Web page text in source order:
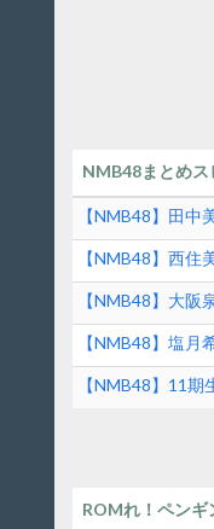
NMB48まとめス
【NMB48】田
【NMB48】西住
【NMB48】大
バー変更のお知
【NMB48】塩
【NMB48】11
ROMれ！ペンギ